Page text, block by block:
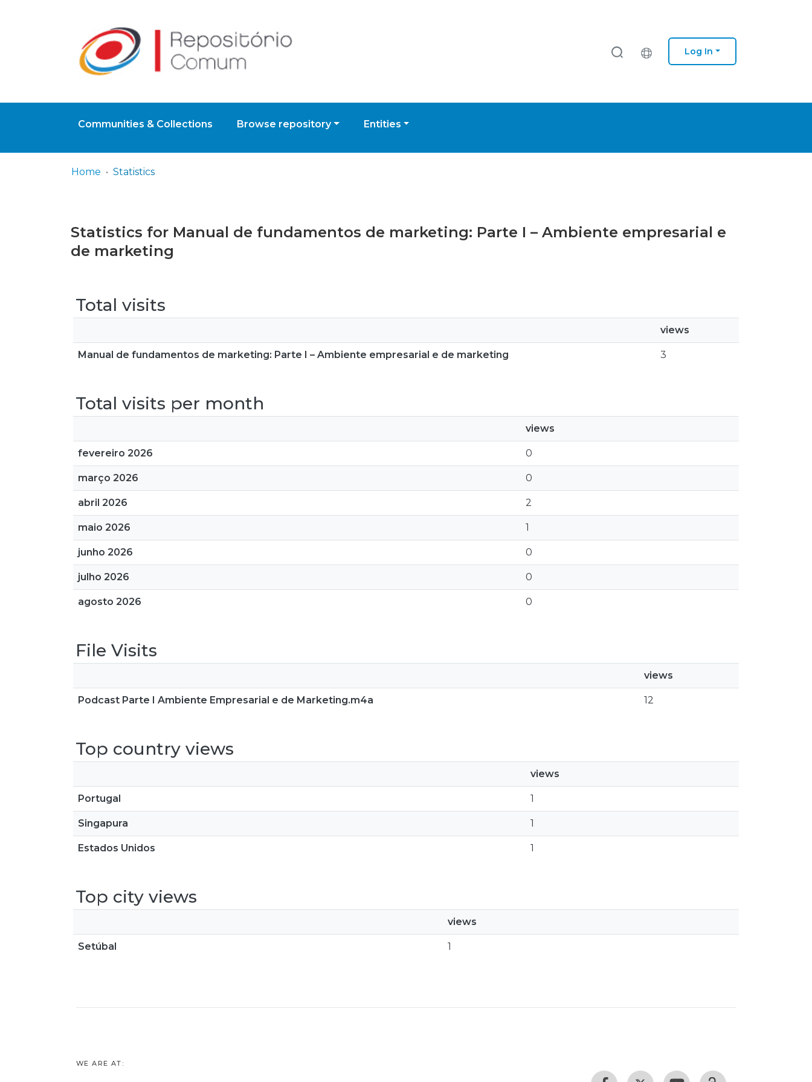
Log In
Communities & Collections Browse repository Entities
Home Statistics
Statistics for Manual de fundamentos de marketing: Parte I – Ambiente empresarial e
de marketing
Total visits
views
Manual de fundamentos de marketing: Parte I – Ambiente empresarial e de marketing 3
Total visits per month
views
fevereiro 2026 0
março 2026 0
abril 2026 2
maio 2026 1
junho 2026 0
julho 2026 0
agosto 2026 0
File Visits
views
Podcast Parte I Ambiente Empresarial e de Marketing.m4a 12
Top country views
views
Portugal 1
Singapura 1
Estados Unidos 1
Top city views
views
Setúbal 1
WE ARE AT: